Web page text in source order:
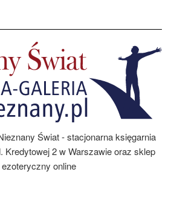
Świat - stacjonarna księgarnia
Kredytowej 2 w Warszawie oraz sklep
ezoteryczny online